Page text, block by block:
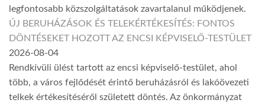
legfontosabb közszolgáltatások zavartalanul működjenek.
ÚJ BERUHÁZÁSOK ÉS TELEKÉRTÉKESÍTÉS: FONTOS
DÖNTÉSEKET HOZOTT AZ ENCSI KÉPVISELŐ-TESTÜLET
2026-08-04
Rendkívüli ülést tartott az encsi képviselő-testület, ahol
több, a város fejlődését érintő beruházásról és lakóövezeti
telkek értékesítéséről született döntés. Az önkormányzat